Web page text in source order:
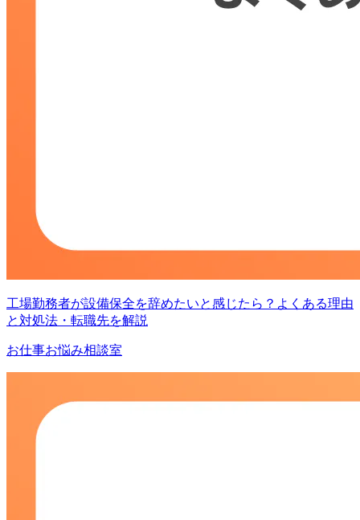
工場勤務者が設備保全を辞めたいと感じたら？よくある理由
と対処法・転職先を解説
お仕事お悩み相談室